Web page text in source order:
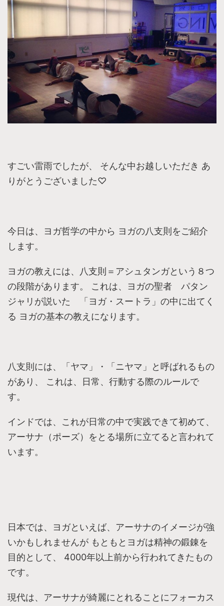
すごい雷雨でしたが、 そんな中お越しいただき あ
りがとうございました♡
今日は、ヨガ哲学の中から ヨガの八支則をご紹介
します。
ヨガの教えには、八支則＝アシュタンガという８つ
の段階があります。 これは、ヨガの聖者 パタン
ジャリが説いた 「ヨガ・スートラ」の中に出てく
る ヨガの基本の教えになります。
八支則には、「ヤマ」・「ニヤマ」と呼ばれるもの
があり、 これは、日常、行動する際のルールで
す。
インドでは、これが日常の中で実践できて初めて、
アーサナ（ポーズ）をとる場所に立てると言われて
います。
日本では、ヨガといえば、アーサナのイメージが強
いかもしれませんが もともとヨガは精神の鍛錬を
目的として、 4000年以上前から行われてきたもの
です。
現代は、アーサナが綺麗にとれることにフォーカス